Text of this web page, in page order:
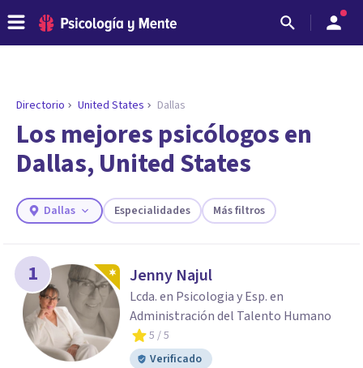
ENCONTRAR MI TERAPEUTA
¿Necesitas ayuda para encontrar el
psicólogo adecuado?
Responde a unas breves preguntas y te ofreceremos
necesidades.
Directorio United States Dallas
Los mejores psicólogos en
Dallas, United States
Dallas Especialidades Más filtros
1 Jenny Najul
Lcda. en Psicologia y Esp. en
Administración del Talento Humano
5 / 5
Verificado